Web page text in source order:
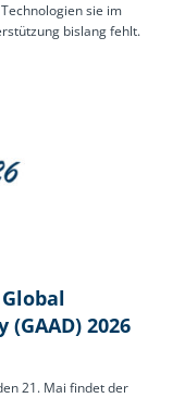
sie im
bislang fehlt.
2026
21. Mai findet der